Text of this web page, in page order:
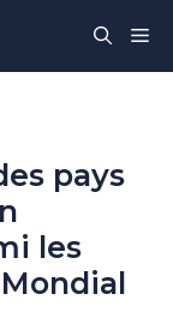
pays
les